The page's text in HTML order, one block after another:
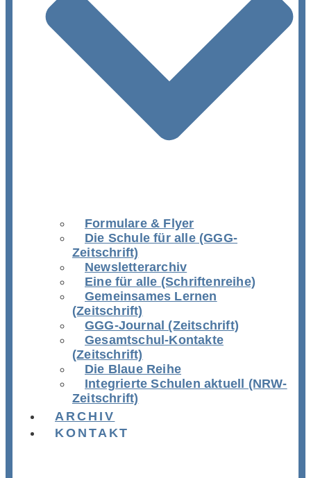
Formulare & Flyer
Die Schule für alle (GGG-
Zeitschrift)
Newsletterarchiv
Eine für alle (Schriftenreihe)
Gemeinsames Lernen
(Zeitschrift)
GGG-Journal (Zeitschrift)
Gesamtschul-Kontakte
(Zeitschrift)
Die Blaue Reihe
Integrierte Schulen aktuell (NRW-
Zeitschrift)
ARCHIV
KONTAKT